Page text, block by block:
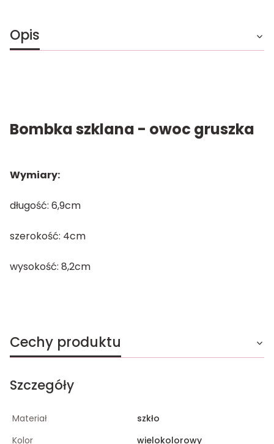
Opis
Bombka szklana - owoc gruszka
Wymiary:
długość: 6,9cm
szerokość: 4cm
wysokość: 8,2cm
Cechy produktu
Szczegóły
Materiał
szkło
Kolor
wielokolorowy